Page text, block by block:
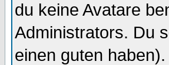
du keine Avatare
Administrators. Du
einen guten haben).